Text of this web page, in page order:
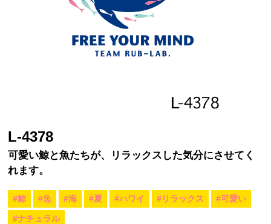
L-4378
可愛い鯨と魚たちが、リラックスした気分にさせてく
れます。
#鯨 #魚 #海 #夏 #ハワイ #リラックス #可愛い
#ナチュラル